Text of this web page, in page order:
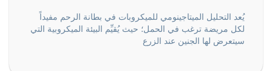
يُعد التحليل الميتاجينومي للميكروبات في بطانة الرحم مفيداً
لكل مريضة ترغب في الحمل؛ حيث يُقيِّم البيئة الميكروبية التي
سيتعرض لها الجنين عند الزرع